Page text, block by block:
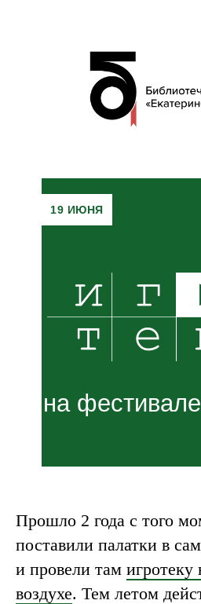
19 ИЮНЯ
на
Прошло 2 года с того
поставили палатки в
и провели там игротеку
воздухе. Тем летом